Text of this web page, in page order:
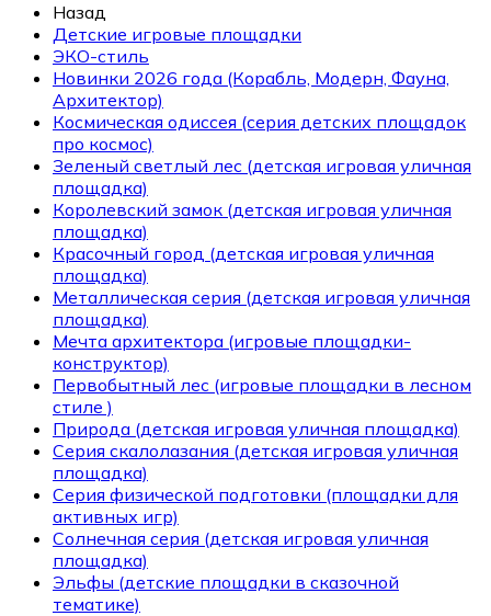
Назад
Детские игровые площадки
ЭКО-стиль
Новинки 2026 года (Корабль, Модерн, Фауна,
Архитектор)
Космическая одиссея (серия детских площадок
про космос)
Зеленый светлый лес (детская игровая уличная
площадка)
Королевский замок (детская игровая уличная
площадка)
Красочный город (детская игровая уличная
площадка)
Металлическая серия (детская игровая уличная
площадка)
Мечта архитектора (игровые площадки-
конструктор)
Первобытный лес (игровые площадки в лесном
стиле )
Природа (детская игровая уличная площадка)
Серия скалолазания (детская игровая уличная
площадка)
Серия физической подготовки (площадки для
активных игр)
Солнечная серия (детская игровая уличная
площадка)
Эльфы (детские площадки в сказочной
тематике)